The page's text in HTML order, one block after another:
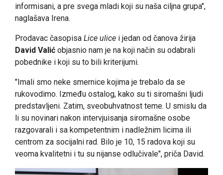
informisani, a pre svega mladi koji su naša ciljna grupa",
naglašava Irena.
Prodavac časopisa Lice ulice i jedan od čanova žirija
David Valić objasnio nam je na koji način su odabrali
pobednike i koji su to bili kriterijumi.
"Imali smo neke smernice kojima je trebalo da se
rukovodimo. Između ostalog, kako su ti siromašni ljudi
predstavljeni. Zatim, sveobuhvatnost teme. U smislu da
li su novinari nakon intervjuisanja siromašne osobe
razgovarali i sa kompetentnim i nadležnim licima ili
centrom za socijalni rad. Bilo je 10, 15 radova koji su
veoma kvalitetni i tu su nijanse odlučivale", priča David.